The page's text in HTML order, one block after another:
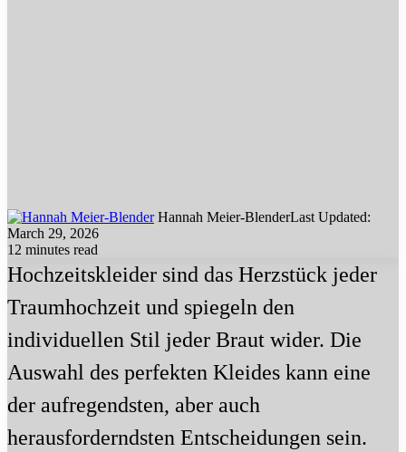
Hannah Meier-BlenderLast Updated:
March 29, 2026
12 minutes read
Hochzeitskleider sind das Herzstück jeder
Traumhochzeit und spiegeln den
individuellen Stil jeder Braut wider. Die
Auswahl des perfekten Kleides kann eine
der aufregendsten, aber auch
herausforderndsten Entscheidungen sein.